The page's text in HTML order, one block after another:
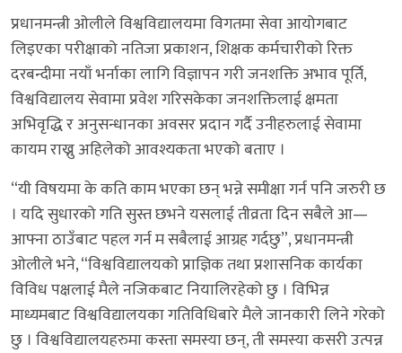
प्रधानमन्त्री ओलीले विश्वविद्यालयमा विगतमा सेवा आयोगबाट
लिइएका परीक्षाको नतिजा प्रकाशन, शिक्षक कर्मचारीको रिक्त
दरबन्दीमा नयाँ भर्नाका लागि विज्ञापन गरी जनशक्ति अभाव पूर्ति,
विश्वविद्यालय सेवामा प्रवेश गरिसकेका जनशक्तिलाई क्षमता
अभिवृद्धि र अनुसन्धानका अवसर प्रदान गर्दै उनीहरुलाई सेवामा
कायम राख्नु अहिलेको आवश्यकता भएको बताए ।
“यी विषयमा के कति काम भएका छन् भन्ने समीक्षा गर्न पनि जरुरी छ
। यदि सुधारको गति सुस्त छभने यसलाई तीव्रता दिन सबैले आ—
आफ्ना ठाउँबाट पहल गर्न म सबैलाई आग्रह गर्दछु”, प्रधानमन्त्री
ओलीले भने, “विश्वविद्यालयको प्राज्ञिक तथा प्रशासनिक कार्यका
विविध पक्षलाई मैले नजिकबाट नियालिरहेको छु । विभिन्न
माध्यमबाट विश्वविद्यालयका गतिविधिबारे मैले जानकारी लिने गरेको
छु । विश्वविद्यालयहरुमा कस्ता समस्या छन्, ती समस्या कसरी उत्पन्न